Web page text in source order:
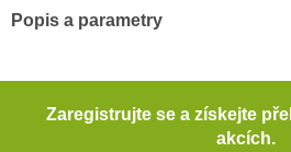
Popis a parametry
Přiléhavý střih s předtvarovanými
Vysoce kvalitní matná hovězí kůže
Zaregistrujte se a získejte
akcích.